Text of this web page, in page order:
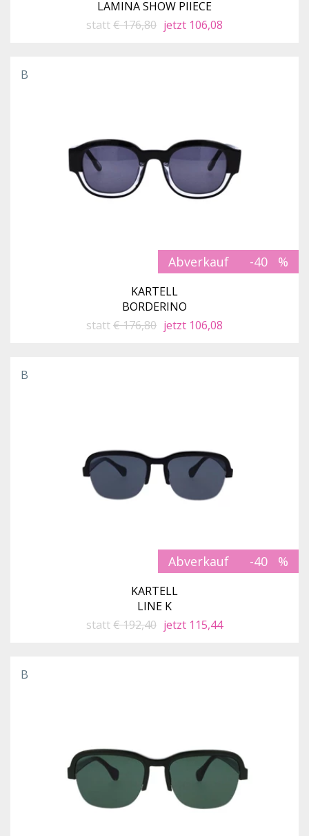
LAMINA SHOW PIIECE
statt€ 176,80 jetzt 106,08
Abverkauf -40
B
KARTELL
BORDERINO
statt€ 176,80 jetzt 106,08
Abverkauf -40
B
KARTELL
LINE K
statt€ 192,40 jetzt 115,44
B